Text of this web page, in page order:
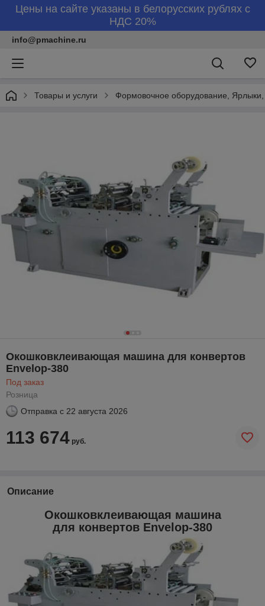
Цены на сайте указаны в белорусских рублях с
НДС 20%
info@pmachine.ru
Товары и услуги Формовочное оборудование,
Окошковклеивающая машина для конвертов
Envelop-380
Под заказ
Розница
Отправка с 22 августа 2026
113 674 руб.
Описание
Окошковклеивающая машина
для конвертов Envelop-380